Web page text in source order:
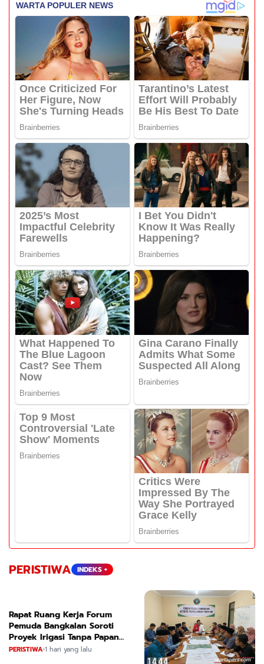
PERISTIWA INDEKS +
Rapat Ruang Kerja Forum
Pemuda Bangkalan Soroti
Proyek Irigasi Tanpa Papan
Nama
PERISTIWA•1 hari yang lalu